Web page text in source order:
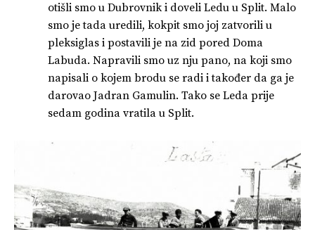
otišli smo u Dubrovnik i doveli Ledu u Split. Malo
smo je tada uredili, kokpit smo joj zatvorili u
pleksiglas i postavili je na zid pored Doma
Labuda. Napravili smo uz nju pano, na koji smo
napisali o kojem brodu se radi i također da ga je
darovao Jadran Gamulin. Tako se Leda prije
sedam godina vratila u Split.